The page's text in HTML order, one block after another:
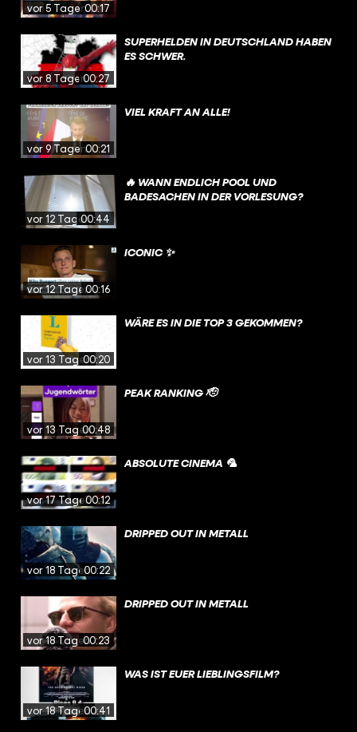
vor 5 Tagen00:17
vor 8 Tagen00:27
SUPERHELDEN IN DEUTSCHLAND HABEN
ES SCHWER.
vor 9 Tagen00:21
VIEL KRAFT AN ALLE!
vor 12 Tagen00:44
🔥 WANN ENDLICH POOL UND
BADESACHEN IN DER VORLESUNG?
vor 12 Tagen00:16
ICONIC ✨
vor 13 Tagen00:20
WÄRE ES IN DIE TOP 3 GEKOMMEN?
vor 13 Tagen00:48
PEAK RANKING 🫡
vor 17 Tagen00:12
ABSOLUTE CINEMA 🦜
vor 18 Tagen00:22
DRIPPED OUT IN METALL
vor 18 Tagen00:23
DRIPPED OUT IN METALL
vor 18 Tagen00:41
WAS IST EUER LIEBLINGSFILM?